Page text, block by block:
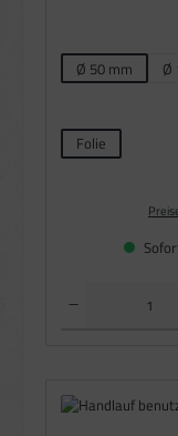
Ø 50 mm
Ø
Folie
Produkt Anzahl: Gib